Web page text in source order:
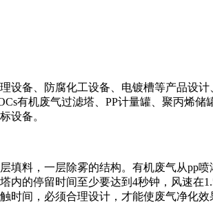
备、防腐化工设备、电镀槽等产品设
有机废气过滤塔、PP计量罐、聚丙烯
设备。
填料，一层除雾的结构。有机废气从pp
内的停留时间至少要达到4秒钟，风速
时间，必须合理设计，才能使废气净化